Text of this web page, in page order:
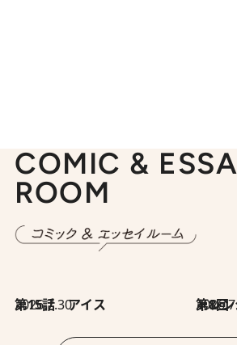
COMIC &
ROOM
2026.7.30
第15話 アイス 第8回「同人誌